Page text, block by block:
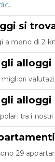
.
si
a meno di 2
alloggi
tra i
29